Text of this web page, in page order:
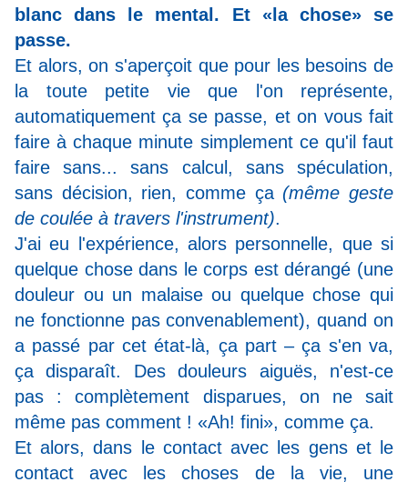
blanc dans le mental. Et «la chose» se
passe.
Et alors, on s'aperçoit que pour les besoins de
la toute petite vie que l'on représente,
automatiquement ça se passe, et on vous fait
faire à chaque minute simplement ce qu'il faut
faire sans... sans calcul, sans spéculation,
sans décision, rien, comme ça(même geste
de coulée à travers l'instrument).
J'ai eu l'expérience, alors personnelle, que si
quelque chose dans le corps est dérangé (une
douleur ou un malaise ou quelque chose qui
ne fonctionne pas convenablement), quand on
a passé par cet état-là, ça part – ça s'en va,
ça disparaît. Des douleurs aiguës, n'est-ce
pas : complètement disparues, on ne sait
même pas comment ! «Ah! fini», comme ça.
Et alors, dans le contact avec les gens et le
contact avec les choses de la vie, une